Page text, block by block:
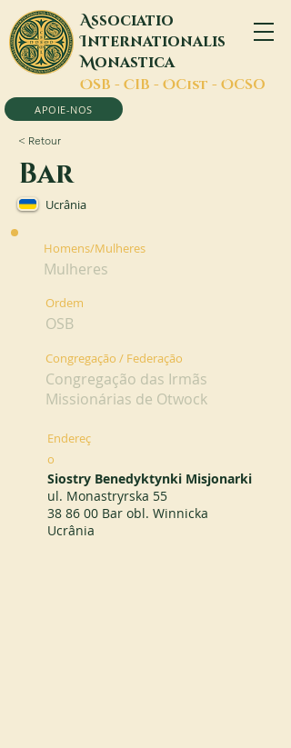
Associatio
Internationalis
Monastica
OSB - CIB - OCist - OCSO
APOIE-NOS
< Retour
Bar
Ucrânia
Homens/Mulheres
Mulheres
Ordem
OSB
Congregação / Federação
Congregação das Irmãs
Missionárias de Otwock
Endereç
o
Siostry Benedyktynki Misjonarki
ul. Monastryrska 55
38 86 00 Bar obl. Winnicka
Ucrânia